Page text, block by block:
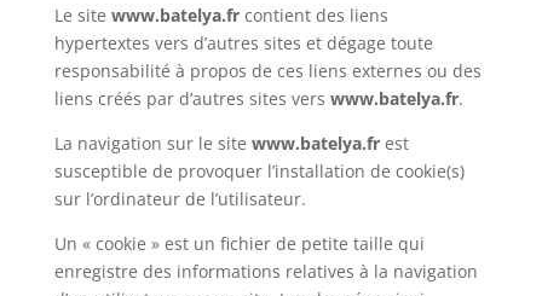
Le site www.batelya.frcontient des liens
hypertextes vers d’autres sites et dégage toute
responsabilité à propos de ces liens externes ou des
liens créés par d’autres sites vers www.batelya.fr.
La navigation sur le site www.batelya.frest
susceptible de provoquer l’installation de cookie(s)
sur l’ordinateur de l’utilisateur.
Un « cookie » est un fichier de petite taille qui
enregistre des informations relatives à la navigation